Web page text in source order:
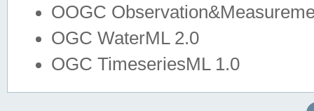
OOGC
OGC WaterML 2.0
OGC TimeseriesML 1.0